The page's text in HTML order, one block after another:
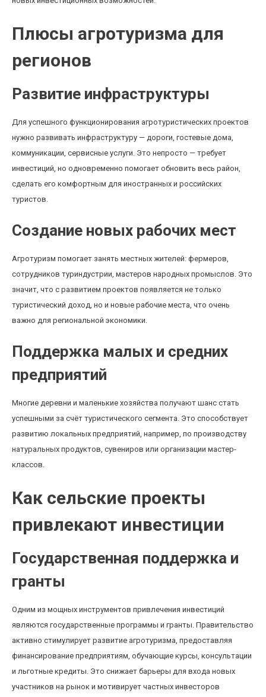
Плюсы агротуризма для
регионов
Развитие инфраструктуры
Для успешного функционирования агротуристических проектов
нужно развивать инфраструктуру — дороги, гостевые дома,
коммуникации, сервисные услуги. Это непросто — требует
инвестиций, но одновременно помогает обновить весь район,
сделать его комфортным для иностранных и российских
туристов.
Создание новых рабочих мест
Агротуризм помогает занять местных жителей: фермеров,
сотрудников туриндустрии, мастеров народных промыслов. Это
значит, что с развитием проектов появляется не только
туристический доход, но и новые рабочие места, что очень
важно для региональной экономики.
Поддержка малых и средних
предприятий
Многие деревни и маленькие хозяйства получают шанс стать
успешными за счёт туристического сегмента. Это способствует
развитию локальных предприятий, например, по производству
натуральных продуктов, сувениров или организации мастер-
классов.
Как сельские проекты
привлекают инвестиции
Государственная поддержка и
гранты
Одним из мощных инструментов привлечения инвестиций
являются государственные программы и гранты. Правительство
активно стимулирует развитие агротуризма, предоставляя
финансирование предприятиям, обучающие курсы, консультации
и льготные кредиты. Это снижает барьеры для входа новых
участников на рынок и мотивирует частных инвесторов